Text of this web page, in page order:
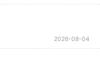
2026-08-04